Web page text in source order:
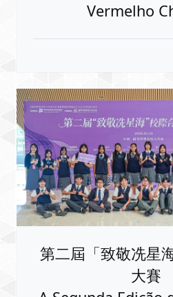
Vermelho
第二屆「致敬冼星
大賽